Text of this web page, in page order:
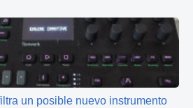
un posible nuevo instrumento